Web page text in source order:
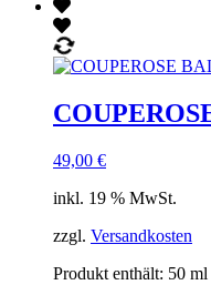
49,00 €
inkl. 19 % MwSt.
zzgl. Versandkosten
Produkt enthält: 50 ml